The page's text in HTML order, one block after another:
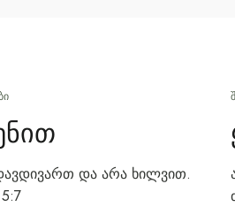
და არა ხილვით.